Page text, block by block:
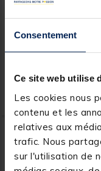
Consentement
Ce site web utilise
Les cookies nous
contenu et les
relatives aux
trafic. Nous
sur l'utilisation de
Articulée + Porte
Socle
229,00 €
Expédition sous 7 jours